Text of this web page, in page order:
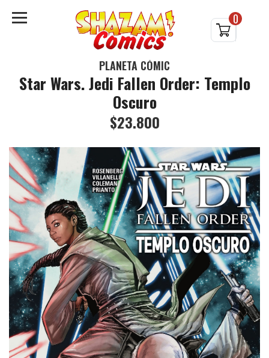
0
PLANETA CÓMIC
Star Wars. Jedi Fallen Order: Templo
Oscuro
$23.800